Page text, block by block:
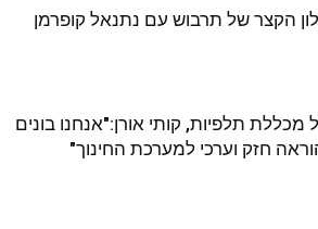
הקצר של תרבוש עם נתנאל קופרמן
מכללת תלפיות, קותי אורן:"אנחנו בונים
חזק וערכי למערכת החינוך"